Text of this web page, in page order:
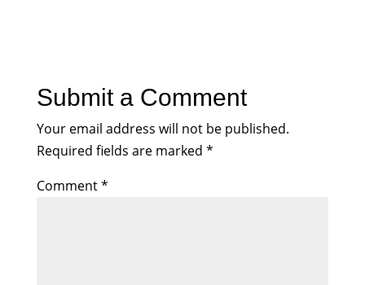
Submit a Comment
Your email address will not be published.
Required fields are marked *
Comment*